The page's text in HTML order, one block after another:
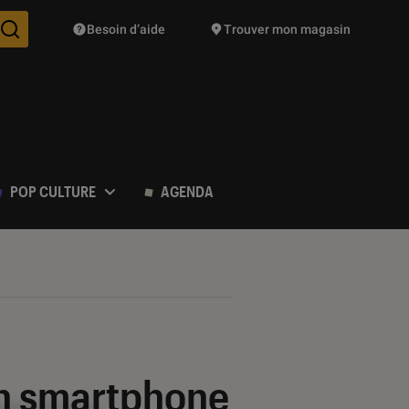
Des suggestions de produits vont vous être proposées
Besoin d’aide Trouver mon magasin
POP CULTURE AGENDA
smartphone